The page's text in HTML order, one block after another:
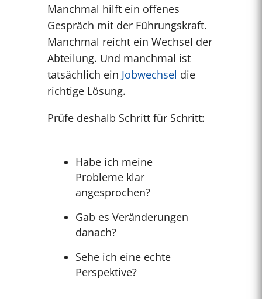
Manchmal hilft ein offenes
Gespräch mit der Führungskraft.
Manchmal reicht ein Wechsel der
Abteilung. Und manchmal ist
tatsächlich ein Jobwechsel die
richtige Lösung.
Prüfe deshalb Schritt für Schritt:
Habe ich meine
Probleme klar
angesprochen?
Gab es Veränderungen
danach?
Sehe ich eine echte
Perspektive?